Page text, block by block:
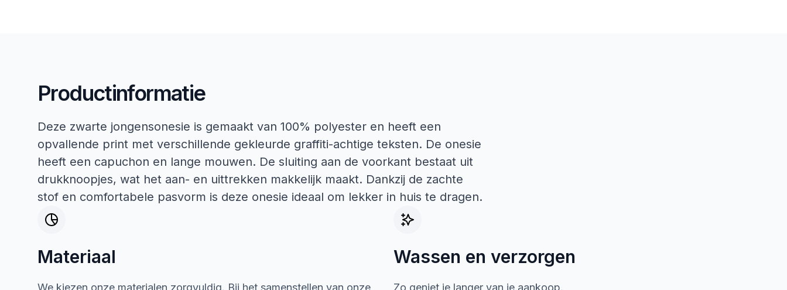
Productinformatie
Deze zwarte jongensonesie is gemaakt van 100% polyester en heeft een
opvallende print met verschillende gekleurde graffiti-achtige teksten. De onesie
heeft een capuchon en lange mouwen. De sluiting aan de voorkant bestaat uit
drukknoopjes, wat het aan- en uittrekken makkelijk maakt. Dankzij de zachte
stof en comfortabele pasvorm is deze onesie ideaal om lekker in huis te dragen.
Materiaal
We kiezen onze materialen zorgvuldig. Bij het samenstellen van onze
Wassen en verzorgen
Zo geniet je langer van je aankoop.